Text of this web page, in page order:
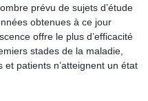
prévu de sujets d’étude
obtenues à ce jour
offre le plus d’efficacité
stades de la maladie,
et patients n’atteignent un état